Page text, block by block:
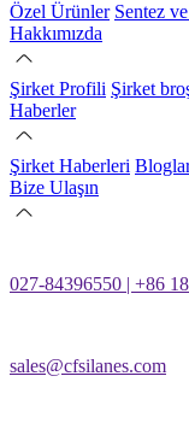
Özel Ürünler Sentez
Hakkımızda
Şirket Profili Şirket
Haberler
Şirket Haberleri
Bize Ulaşın
027-84396550 | +86
sales@cfsilanes.com